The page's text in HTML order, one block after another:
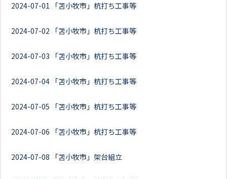
2024-07-01 「苫小牧市」杭打ち工事等
2024-07-02 「苫小牧市」杭打ち工事等
2024-07-03 「苫小牧市」杭打ち工事等
2024-07-04 「苫小牧市」杭打ち工事等
2024-07-05 「苫小牧市」杭打ち工事等
2024-07-06 「苫小牧市」杭打ち工事等
2024-07-08 「苫小牧市」架台組立